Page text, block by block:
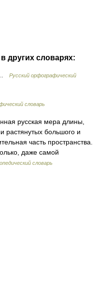
других словарях:
Русский орфографический
словарь
русская мера длины,
растянутых большого и
часть пространства.
даже самой
словарь